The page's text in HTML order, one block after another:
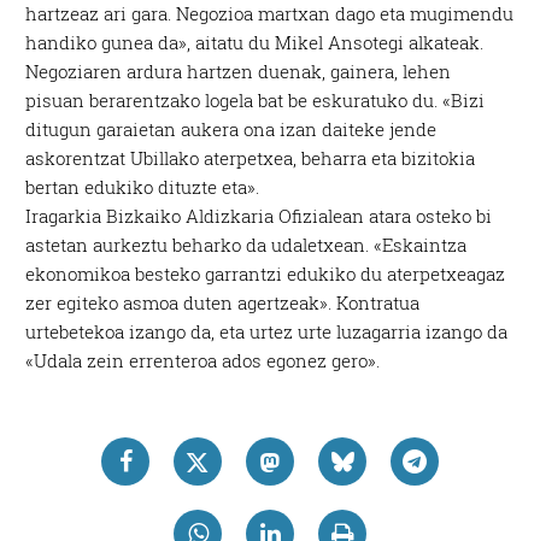
hartzeaz ari gara. Negozioa martxan dago eta mugimendu
handiko gunea da», aitatu du Mikel Ansotegi alkateak.
Negoziaren ardura hartzen duenak, gainera, lehen
pisuan berarentzako logela bat be eskuratuko du. «Bizi
ditugun garaietan aukera ona izan daiteke jende
askorentzat Ubillako aterpetxea, beharra eta bizitokia
bertan edukiko dituzte eta».
Iragarkia Bizkaiko Aldizkaria Ofizialean atara osteko bi
astetan aurkeztu beharko da udaletxean. «Eskaintza
ekonomikoa besteko garrantzi edukiko du aterpetxeagaz
zer egiteko asmoa duten agertzeak». Kontratua
urtebetekoa izango da, eta urtez urte luzagarria izango da
«Udala zein errenteroa ados egonez gero».